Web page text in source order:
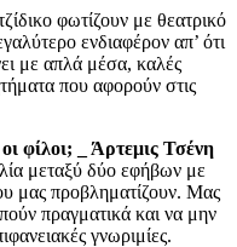
φωτίζουν με θεατρικό
ενδιαφέρον απ’ ότι
με απλά μέσα, καλές
που αφορούν στις
φίλοι; _ Άρτεμις Τσένη
μεταξύ δύο εφήβων με
μας προβληματίζουν. Μας
πραγματικά και να μην
γνωριμίες.